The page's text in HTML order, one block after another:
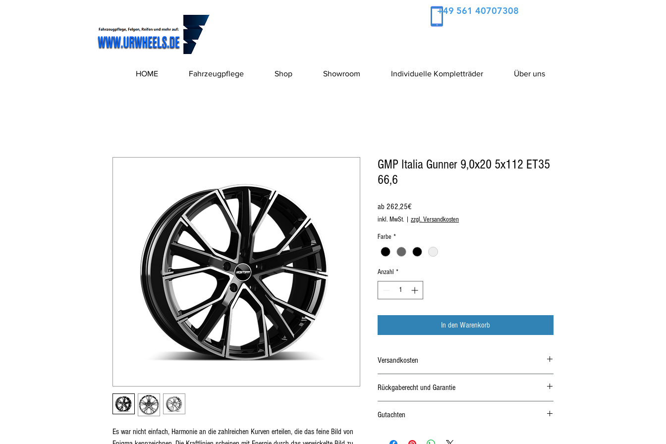
+49 561 40707308
HOME Fahrzeugpflege Shop Showroom Individuelle Kompletträder Über uns
Es war nicht einfach, Harmonie an die zahlreichen Kurven erteilen, die das feine Bild von
GMP Italia Gunner 9,0x20 5x112 ET35
66,6
ab 262,25€Sale-
Preis
inkl. MwSt. zzgl. Versandkosten
Farbe *
Anzahl *
In den Warenkorb
Versandkosten
Rückgaberecht und Garantie
Gutachten
ABE, Gutachten, Anlage